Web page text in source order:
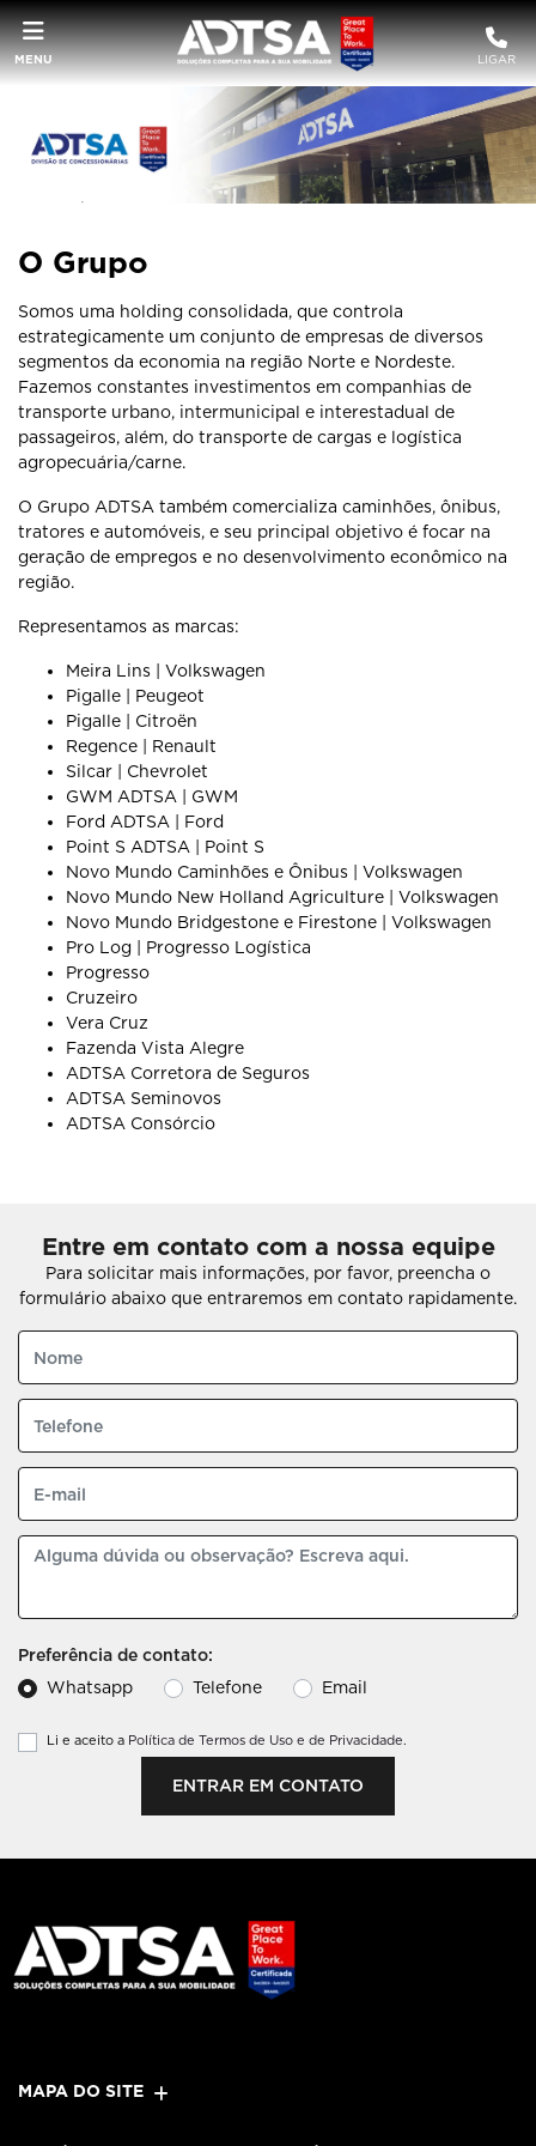
MENU LIGAR
O Grupo
Somos uma holding consolidada, que controla
estrategicamente um conjunto de empresas de diversos
segmentos da economia na região Norte e Nordeste.
Fazemos constantes investimentos em companhias de
transporte urbano, intermunicipal e interestadual de
passageiros, além, do transporte de cargas e logística
agropecuária/carne.
O Grupo ADTSA também comercializa caminhões, ônibus,
tratores e automóveis, e seu principal objetivo é focar na
geração de empregos e no desenvolvimento econômico na
região.
Representamos as marcas:
Meira Lins | Volkswagen
Pigalle | Peugeot
Pigalle | Citroën
Regence | Renault
Silcar | Chevrolet
GWM ADTSA | GWM
Ford ADTSA | Ford
Point S ADTSA | Point S
Novo Mundo Caminhões e Ônibus | Volkswagen
Novo Mundo New Holland Agriculture | Volkswagen
Novo Mundo Bridgestone e Firestone | Volkswagen
Pro Log | Progresso Logística
Progresso
Cruzeiro
Vera Cruz
Fazenda Vista Alegre
ADTSA Corretora de Seguros
ADTSA Seminovos
ADTSA Consórcio
Entre em contato com a nossa equipe
Para solicitar mais informações, por favor, preencha o
formulário abaixo que entraremos em contato rapidamente.
Preferência de contato:
Whatsapp
Telefone Email
Li e aceito a Política de Termos de Uso e de Privacidade.
ENTRAR EM CONTATO
MAPA DO SITE